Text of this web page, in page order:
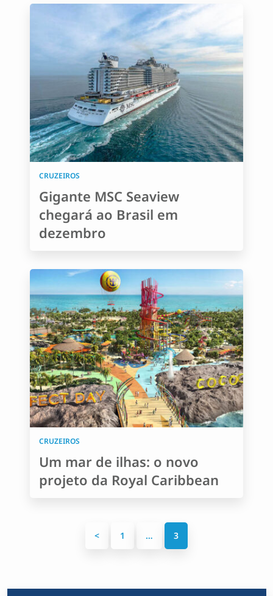
CRUZEIROS
Gigante MSC Seaview
chegará ao Brasil em
dezembro
CRUZEIROS
Um mar de ilhas: o novo
projeto da Royal Caribbean
< 1 … 3